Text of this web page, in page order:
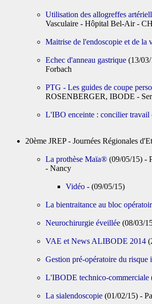
Utilisation des allogreffes
Vasculaire - Hôpital Bel-Air -
Maitrise de l'endoscopie et de
Echec d'anneau gastrique (13/
Forbach
PTG - Les guides de coupe
ROSENBERGER, IBODE -
L'IBO enceinte : concilier travail
20ème JREP - Journées Régionales
La prothèse Maïa® (09/05/15) -
- Nancy
Vidéo - (09/05/15)
La bientraitance au bloc
Neurochirurgie éveillée (08/03/
VAE et News ALIBODE 2014
Gestion pré-opératoire du
L'IBODE technico-commerciale
La sialendoscopie (01/02/15) -